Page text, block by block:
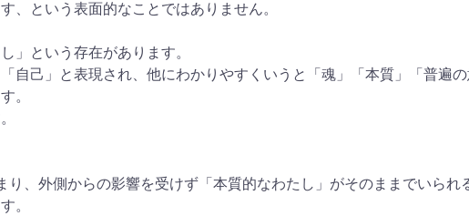
、という表面的なことではありません。
」という存在があります。
自己」と表現され、他にわかりやすくいうと「魂」「本質」「普遍
。
、外側からの影響を受けず「本質的なわたし」がそのままでいられ
。